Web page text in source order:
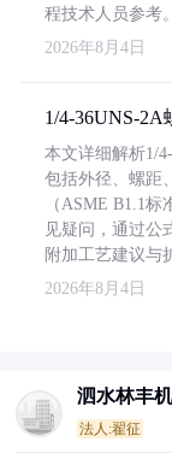
程技术人员参考。
2026年8月4日
1/4-36UNS-
本文详细解析1/
包括外径、螺距
（ASME B1.1
见疑问，通过公
附加工艺建议与
2026年8月4日
泗水林丰
法人:翟征